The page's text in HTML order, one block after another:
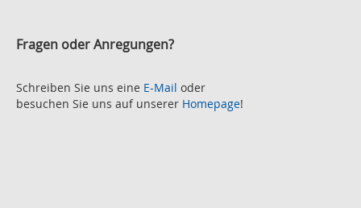
Oktober 2
August 2
Juli 2
Fragen oder Anregungen?
Schreiben Sie uns eine E-Mail oder
besuchen Sie uns auf unserer Homepage!